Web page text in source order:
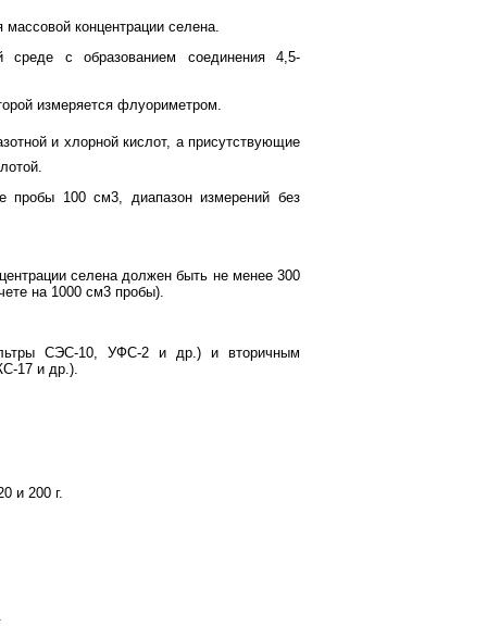
концентрации селена.
среде с образованием соединения 4,5-
измеряется флуориметром.
и хлорной кислот, а присутствующие
пробы 100 см3, диапазон измерений без
селена должен быть не менее 300
на 1000 см3 пробы).
СЭС-10, УФС-2 и др.) и вторичным
17 и др.).
и 200 г.